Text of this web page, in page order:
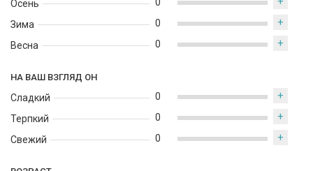
Осень
Зима
Весна
0 +
0 +
НА ВАШ ВЗГЛЯД ОН
Сладкий
Терпкий
Свежий
0 +
0 +
0 +